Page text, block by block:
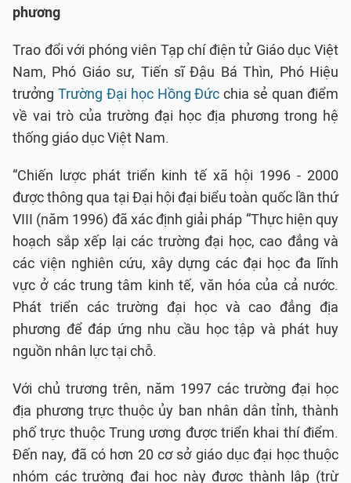
phương
Trao đổi với phóng viên Tạp chí điện tử Giáo dục Việt
Nam, Phó Giáo sư, Tiến sĩ Đậu Bá Thìn, Phó Hiệu
trưởng Trường Đại học Hồng Đức chia sẻ quan điểm
về vai trò của trường đại học địa phương trong hệ
thống giáo dục Việt Nam.
“Chiến lược phát triển kinh tế xã hội 1996 - 2000
được thông qua tại Đại hội đại biểu toàn quốc lần thứ
VIII (năm 1996) đã xác định giải pháp “Thực hiện quy
hoạch sắp xếp lại các trường đại học, cao đẳng và
các viện nghiên cứu, xây dựng các đại học đa lĩnh
vực ở các trung tâm kinh tế, văn hóa của cả nước.
Phát triển các trường đại học và cao đẳng địa
phương để đáp ứng nhu cầu học tập và phát huy
nguồn nhân lực tại chỗ.
Với chủ trương trên, năm 1997 các trường đại học
địa phương trực thuộc ủy ban nhân dân tỉnh, thành
phố trực thuộc Trung ương được triển khai thí điểm.
Đến nay, đã có hơn 20 cơ sở giáo dục đại học thuộc
nhóm các trường đại học này được thành lập (trừ